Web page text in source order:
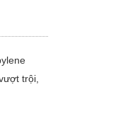
trội,